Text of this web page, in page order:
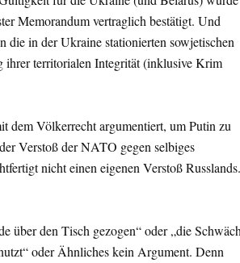
Memorandum vertraglich bestätigt. Und
die in der Ukraine stationierten sowjetischen
territorialen Integrität (inklusive Krim
dem Völkerrecht argumentiert, um Putin zu
Verstoß der NATO gegen selbiges
nicht einen eigenen Verstoß Russlands.
über den Tisch gezogen“ oder „die
oder Ähnliches kein Argument. Denn